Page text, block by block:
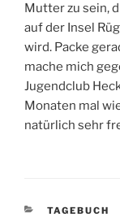
Mutter zu sein,
auf der Insel
wird. Packe
mache mich
Jugendclub
Monaten mal
natürlich sehr
KATEGORIEN
TAGEBUCH